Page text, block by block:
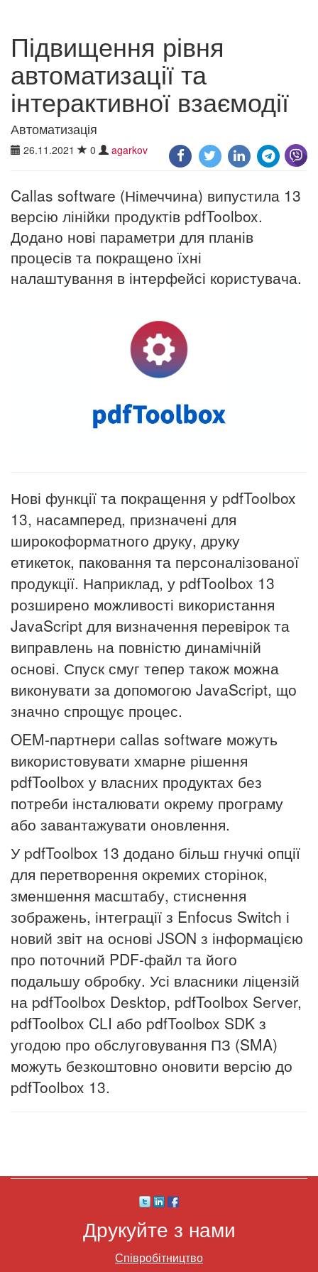
Підвищення рівня
автоматизації та
інтерактивної взаємодії
Автоматизація
26.11.2021 0 agarkov
Callas software (Німеччина) випустила 13
версію лінійки продуктів pdfToolbox.
Додано нові параметри для планів
процесів та покращено їхні
налаштування в інтерфейсі користувача.
Нові функції та покращення у pdfToolbox
13, насамперед, призначені для
широкоформатного друку, друку
етикеток, паковання та персоналізованої
продукції. Наприклад, у pdfToolbox 13
розширено можливості використання
JavaScript для визначення перевірок та
виправлень на повністю динамічній
основі. Спуск смуг тепер також можна
виконувати за допомогою JavaScript, що
значно спрощує процес.
OEM-партнери callas software можуть
використовувати хмарне рішення
pdfToolbox у власних продуктах без
потреби інсталювати окрему програму
або завантажувати оновлення.
У pdfToolbox 13 додано більш гнучкі опції
для перетворення окремих сторінок,
зменшення масштабу, стиснення
зображень, інтеграції з Enfocus Switch і
новий звіт на основі JSON з інформацією
про поточний PDF-файл та його
подальшу обробку. Усі власники ліцензій
на pdfToolbox Desktop, pdfToolbox Server,
pdfToolbox CLI або pdfToolbox SDK з
угодою про обслуговування ПЗ (SMA)
можуть безкоштовно оновити версію до
pdfToolbox 13.
Друкуйте з нами
Співробітництво